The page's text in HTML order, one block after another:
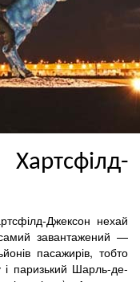
Джексон нехай
завантажений —
пасажирів, тобто
і паризький Шарль-де-